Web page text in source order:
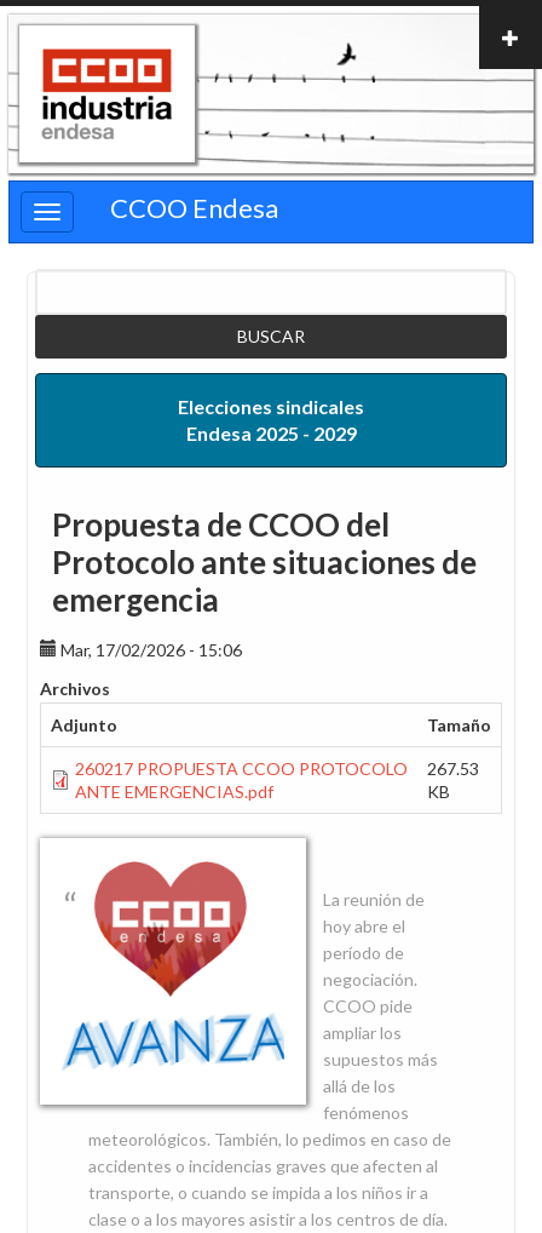
Pasar
contenido
principal
CCOO Endesa
Elecciones sindicales
Endesa 2025 - 2029
Propuesta de CCOO del
Protocolo ante situaciones de
emergencia
Mar, 17/02/2026 - 15:06
Archivos
Adjunto
Tamaño
260217 PROPUESTA CCOO PROTOCOLO
ANTE EMERGENCIAS.pdf
267.53
KB
La reunión de
hoy abre el
período de
negociación.
CCOO pide
ampliar los
supuestos más
allá de los
fenómenos
meteorológicos. También, lo pedimos en caso de
accidentes o incidencias graves que afecten al
transporte, o cuando se impida a los niños ir a
clase o a los mayores asistir a los centros de día.